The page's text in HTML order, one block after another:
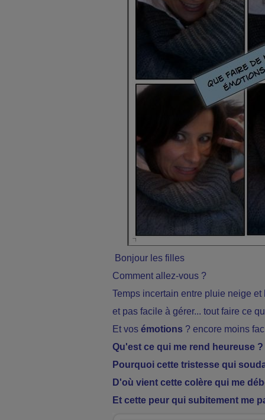
Bonjour les filles
Comment allez-vous ?
Temps incertain entre pluie neige
et pas facile à gérer... tout faire ce
Et vos émotions ? encore moins
Qu'est ce qui me rend heureuse ?
Pourquoi cette tristesse qui
D'où vient cette colère qui me
Et cette peur qui subitement me